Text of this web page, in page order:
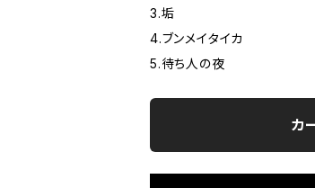
3.垢
4.ブンメイタイカ
5.待ち人の夜
カ